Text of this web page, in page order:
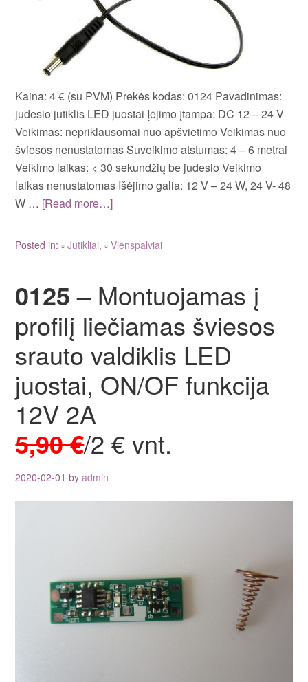
Kaina: 4 € (su PVM) Prekės kodas: 0124 Pavadinimas:
judesio jutiklis LED juostai Įėjimo įtampa: DC 12 – 24 V
Veikimas: nepriklausomai nuo apšvietimo Veikimas nuo
šviesos nenustatomas Suveikimo atstumas: 4 – 6 metrai
Veikimo laikas: < 30 sekundžių be judesio Veikimo
laikas nenustatomas Išėjimo galia: 12 V – 24 W, 24 V- 48
W … [Read more…]
Posted in:▫ Jutikliai,▫ Vienspalviai
0125 – Montuojamas į
profilį liečiamas šviesos
srauto valdiklis LED
juostai, ON/OF funkcija
12V 2A
5,90 €/2 € vnt.
2020-02-01 byadmin